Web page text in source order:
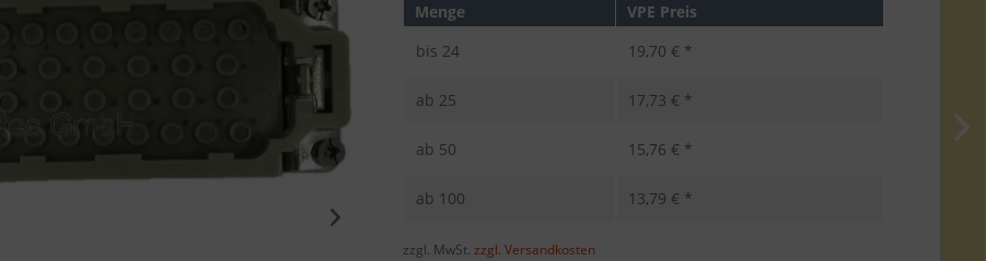
Menge
VPE Preis
bis 24 19,70 € *
ab 25 17,73 € *
ab 50 15,76 € *
ab 100 13,79 € *
zzgl. MwSt.zzgl. Versandkosten